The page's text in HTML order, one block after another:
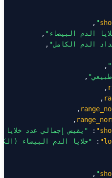
الدم البيضاء"
الدم الكامل"
: "يقيس إجمالي عدد
: "خلايا الدم البيضاء